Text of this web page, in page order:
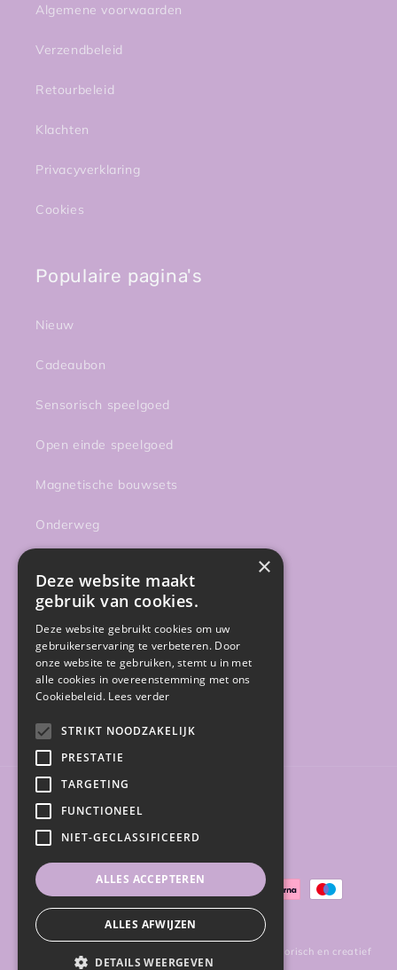
Algemene voorwaarden
Verzendbeleid
Retourbeleid
Klachten
Privacyverklaring
Cookies
Populaire pagina's
Nieuw
Cadeaubon
Sensorisch speelgoed
Open einde speelgoed
Magnetische bouwsets
Onderweg
Sale
Gratis gidsen
Facebook
België (EUR €)
Betaalmethoden
Happy Plays | Speelgoedwinkel voor sensorisch en creatief
spel Powered by Shopify
×
Deze website maakt
gebruik van cookies.
Deze website gebruikt cookies om uw
gebruikerservaring te verbeteren. Door
onze website te gebruiken, stemt u in met
alle cookies in overeenstemming met ons
Cookiebeleid. Lees verder
STRIKT NOODZAKELIJK
PRESTATIE
TARGETING
FUNCTIONEEL
NIET-GECLASSIFICEERD
ALLES ACCEPTEREN
ALLES AFWIJZEN
DETAILS WEERGEVEN